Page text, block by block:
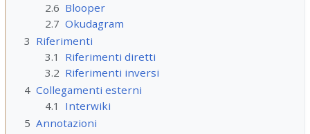
2.6 Blooper
2.7 Okudagram
3 Riferimenti
3.1
Riferimenti diretti
3.2 Riferimenti inversi
4 Collegamenti esterni
4.1
Interwiki
5 Annotazioni